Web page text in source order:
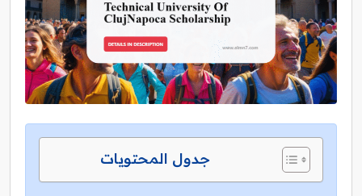
جدول المحتويات